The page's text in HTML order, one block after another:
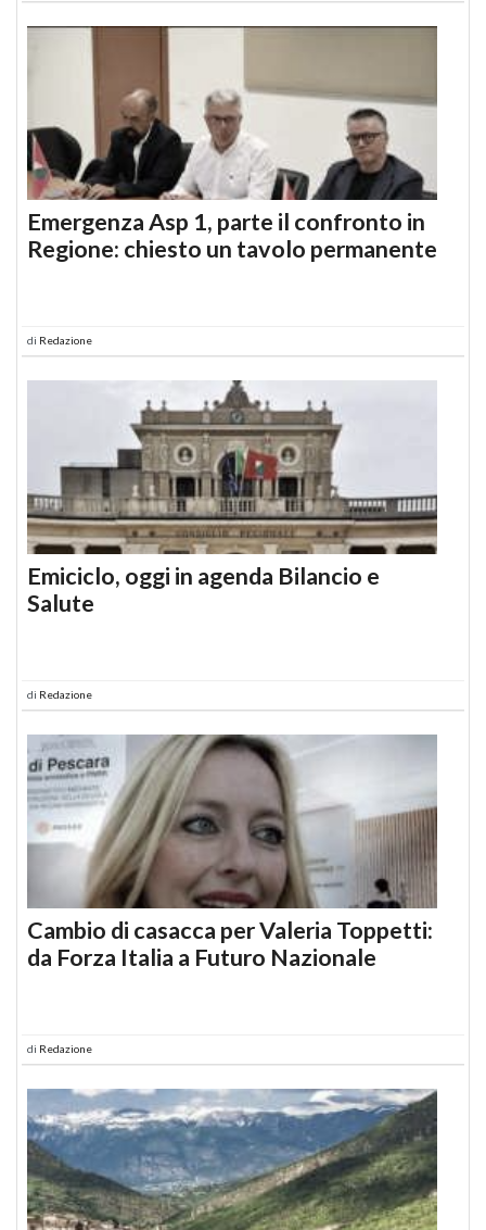
Emergenza Asp 1, parte il confronto in
Regione: chiesto un tavolo permanente
di Redazione
Emiciclo, oggi in agenda Bilancio e
Salute
di Redazione
Cambio di casacca per Valeria Toppetti:
da Forza Italia a Futuro Nazionale
di Redazione